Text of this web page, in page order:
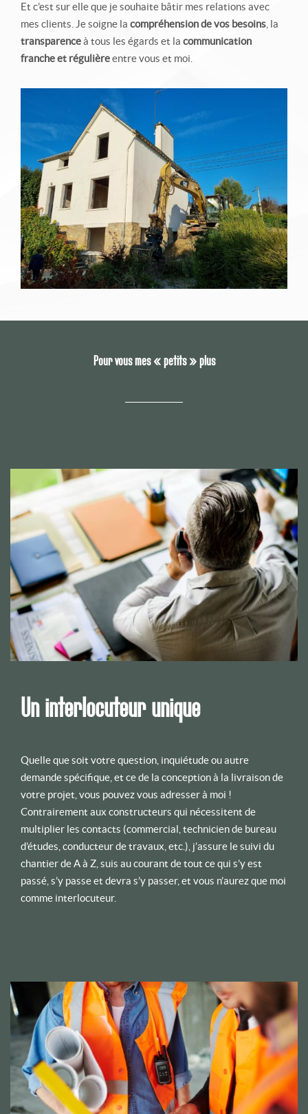
Et c’est sur elle que je souhaite bâtir mes relations avec
mes clients. Je soigne la compréhension de vos besoins , la
transparenceà tous les égards et la communication
franche et régulièreentre vous et moi.
Pour vous mes « petits » plus
Un interlocuteur unique
Quelle que soit votre question, inquiétude ou autre
demande spécifique, et ce de la conception à la livraison de
votre projet, vous pouvez vous adresser à moi !
Contrairement aux constructeurs qui nécessitent de
multiplier les contacts (commercial, technicien de bureau
d’études, conducteur de travaux, etc.), j’assure le suivi du
chantier de A à Z, suis au courant de tout ce qui s’y est
passé, s’y passe et devra s’y passer, et vous n’aurez que moi
comme interlocuteur.